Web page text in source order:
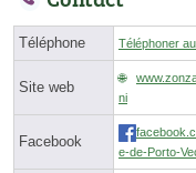
Téléphone Téléphoner
Site web
ni
Facebook
e-de-Porto-